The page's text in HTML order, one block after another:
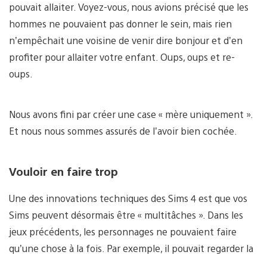
pouvait allaiter. Voyez-vous, nous avions précisé que les
hommes ne pouvaient pas donner le sein, mais rien
n’empêchait une voisine de venir dire bonjour et d’en
profiter pour allaiter votre enfant. Oups, oups et re-
oups.
Nous avons fini par créer une case « mère uniquement ».
Et nous nous sommes assurés de l’avoir bien cochée.
Vouloir en faire trop
Une des innovations techniques des Sims 4 est que vos
Sims peuvent désormais être « multitâches ». Dans les
jeux précédents, les personnages ne pouvaient faire
qu’une chose à la fois. Par exemple, il pouvait regarder la